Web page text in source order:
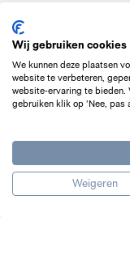
Uw patiënt verwijzen
Kennisbank
Over ons
Onze missie
Organisatie
Jaarbeelden
Wij gebruiken cookies
We kunnen deze plaatsen
website te verbeteren,
website-ervaring te bieden.
gebruiken klik op 'Nee, pas
Weigeren